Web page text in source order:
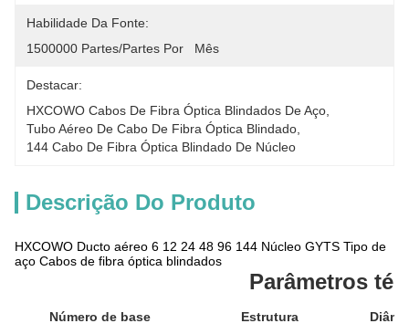
Habilidade Da Fonte:
1500000 Partes/partes Por   Mês
Destacar:
HXCOWO Cabos De Fibra Óptica Blindados De Aço
Tubo Aéreo De Cabo De Fibra Óptica Blindado
144 Cabo De Fibra Óptica Blindado De Núcleo
Descrição Do Produto
HXCOWO Ducto aéreo 6 12 24 48 96 144 Núcleo GYTS Tipo de
aço Cabos de fibra óptica blindados
Parâmetros
Número de base Estrutura